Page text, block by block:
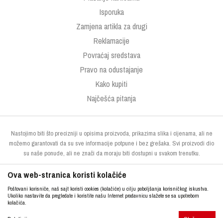
Isporuka
Zamjena artikla za drugi
Reklamacije
Povraćaj sredstava
Pravo na odustajanje
Kako kupiti
Najčešća pitanja
Nastojimo biti što precizniji u opisima proizvoda, prikazima slika i cijenama, ali ne
možemo garantovati da su sve informacije potpune i bez grešaka. Svi proizvodi dio
su naše ponude, ali ne znači da moraju biti dostupni u svakom trenutku.
Ova web-stranica koristi kolačiće
Poštovani korisniče, naš sajt koristi cookies (kolačiće) u cilju poboljšanja korisničkog iskustva.
Ukoliko nastavite da pregledate i koristite našu Internet prodavnicu slažete se sa upotrebom
kolačića.